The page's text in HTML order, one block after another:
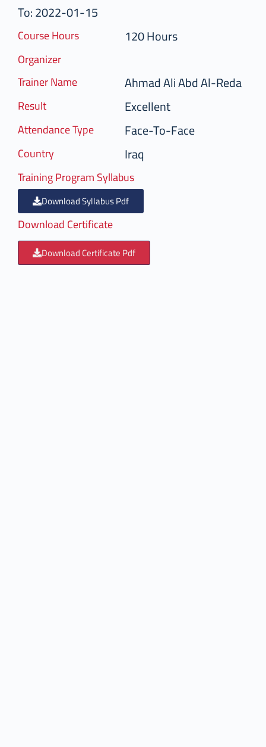
To: 2022-01-15
Course Hours 120 Hours
Organizer
Trainer Name
Ahmad Ali Abd Al-Reda
Result Excellent
Attendance Type Face-To-Face
Country Iraq
Training Program Syllabus
Download Syllabus Pdf
Download Certificate
Download Certificate Pdf